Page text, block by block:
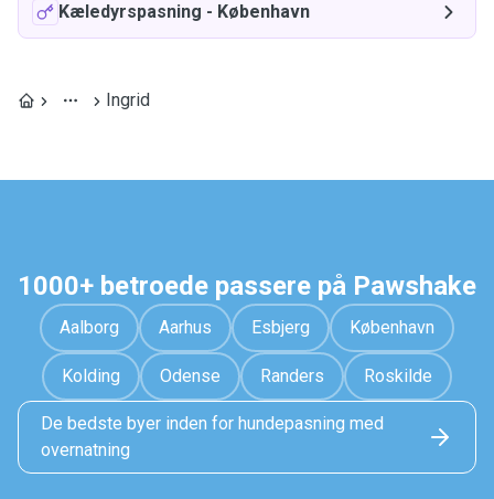
Kæledyrspasning - København
Ingrid
1000+ betroede passere på Pawshake
Aalborg Aarhus Esbjerg København
Kolding Odense Randers Roskilde
De bedste byer inden for hundepasning med
overnatning